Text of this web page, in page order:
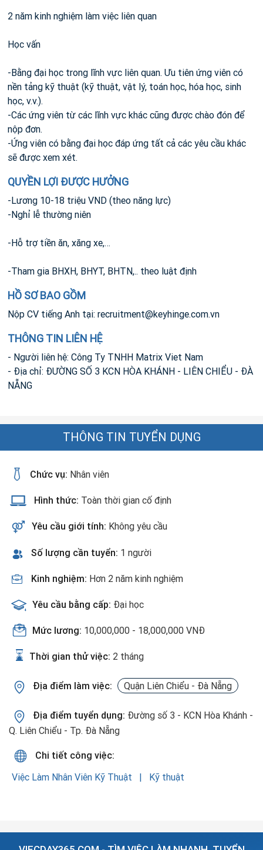
2 năm kinh nghiệm làm việc liên quan
Học vấn
-Bằng đại học trong lĩnh vực liên quan. Ưu tiên ứng viên có
nền tảng kỹ thuật (kỹ thuật, vật lý, toán học, hóa học, sinh
học, v.v.).
-Các ứng viên từ các lĩnh vực khác cũng được chào đón để
nộp đơn.
-Ứng viên có bằng đại học đáp ứng tất cả các yêu cầu khác
sẽ được xem xét.
QUYỀN LỢI ĐƯỢC HƯỞNG
-Lương 10-18 triệu VND (theo năng lực)
-Nghỉ lễ thường niên
-Hỗ trợ tiền ăn, xăng xe,…
-Tham gia BHXH, BHYT, BHTN,.. theo luật định
HỒ SƠ BAO GỒM
Nộp CV tiếng Anh tại: recruitment@keyhinge.com.vn
THÔNG TIN LIÊN HỆ
- Người liên hệ: Công Ty TNHH Matrix Viet Nam
- Địa chỉ: ĐƯỜNG SỐ 3 KCN HÒA KHÁNH - LIÊN CHIỂU - ĐÀ
NẴNG
THÔNG TIN TUYỂN DỤNG
Chức vụ: Nhân viên
Hình thức: Toàn thời gian cố định
Yêu cầu giới tính: Không yêu cầu
Số lượng cần tuyển: 1 người
Kinh nghiệm: Hơn 2 năm kinh nghiệm
Yêu cầu bằng cấp: Đại học
Mức lương: 10,000,000 - 18,000,000 VNĐ
Thời gian thử việc: 2 tháng
Địa điểm làm việc: Quận Liên Chiểu - Đà Nẵng
Địa điểm tuyển dụng: Đường số 3 - KCN Hòa Khánh -
Q. Liên Chiểu - Tp. Đà Nẵng
Chi tiết công việc:
Việc Làm Nhân Viên Kỹ Thuật
Kỹ thuật